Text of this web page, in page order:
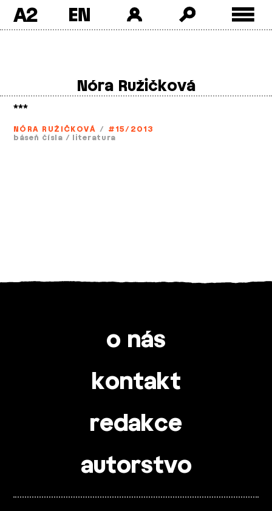
A2
Nóra Ružičková
***
NÓRA RUŽIČKOVÁ / #15/2013
báseň čísla / literatura
o nás
kontakt
redakce
autorstvo